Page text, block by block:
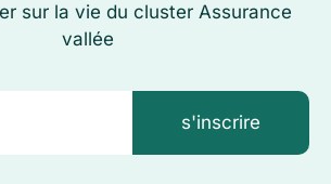
sur la vie du cluster Assurance
vallée
s'inscrire